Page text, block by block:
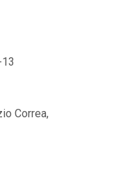
Correa,